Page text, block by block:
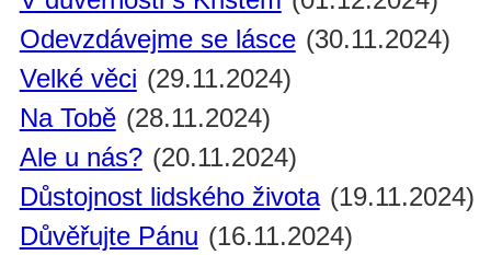
Odevzdávejme se lásce (30.11.2024)
Velké věci (29.11.2024)
Na Tobě (28.11.2024)
Ale u nás? (20.11.2024)
Důstojnost lidského života (19.11.2024)
Důvěřujte Pánu (16.11.2024)